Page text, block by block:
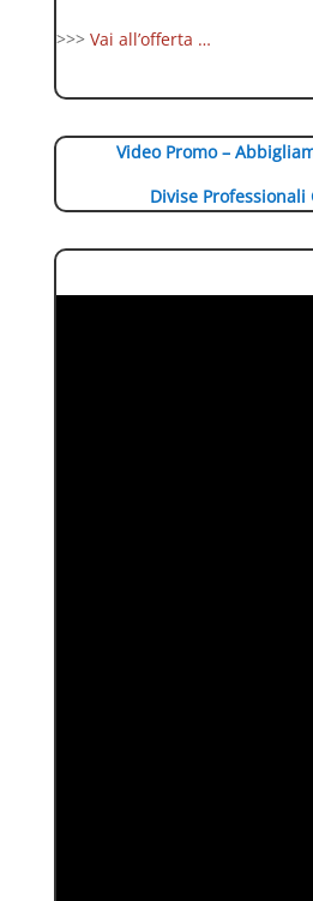
>>> Vai all’offerta …
Video Promo –
Divise Professionali